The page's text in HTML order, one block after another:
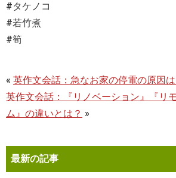
#タケノコ
#若竹煮
#筍
« 英作文会話：急なお家の停電の原因
英作文会話：『リノベーション』『リ
ム』の違いとは？ »
最新の記事